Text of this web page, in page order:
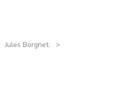
Jules Borgnet.